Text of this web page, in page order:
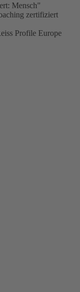
Mensch"
zertifiziert
Profile Europe